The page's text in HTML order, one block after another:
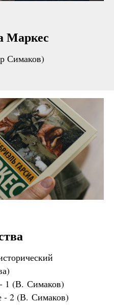
Маркес
Симаков)
1 (В. Симаков)
- 2 (В. Симаков)